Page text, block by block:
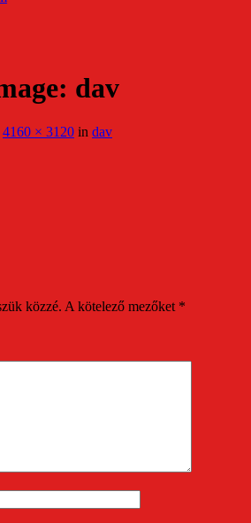
dav
4160 × 3120 in dav
közzé. A kötelező mezőket *